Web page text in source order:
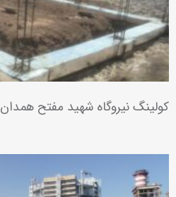
کولینگ نیروگاه شهید مفتح همدان